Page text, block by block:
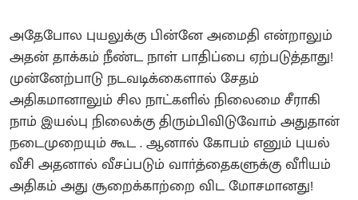
அதேபோல புயலுக்கு பின்னே அமைதி என்றாலும்
அதன் தாக்கம் நீண்ட நாள் பாதிப்பை ஏற்படுத்தாது!
முன்னேற்பாடு நடவடிக்கைளால் சேதம்
அதிகமானாலும் சில நாட்களில் நிலைமை சீராகி
நாம் இயல்பு நிலைக்கு திரும்பிவிடுவோம் அதுதான்
நடைமுறையும் கூட . ஆனால் கோபம் எனும் புயல்
வீசி அதனால் வீசப்படும் வாா்த்தைகளுக்கு வீாியம்
அதிகம் அது சூறைக்காற்றை விட மோசமானது!